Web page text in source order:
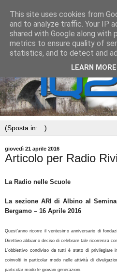
giovedì 21 aprile 2016
Articolo per Radio
La Radio nelle Scuole
La sezione ARI di Albino al
Bergamo – 16 Aprile 2016
Quest’anno ricorre il ventesimo anniversario di
Direttivo abbiamo deciso di celebrare tale ricorrenza
L’obbiettivo condiviso da tutti è stato di
coinvolti in particolar modo nelle attività di
particolar modo le giovani generazioni.
This site uses cookies from
and to analyze traffic. Your IP
shared with Google along with
metrics to ensure quality of
statistics, and to detect and
LEARN MORE